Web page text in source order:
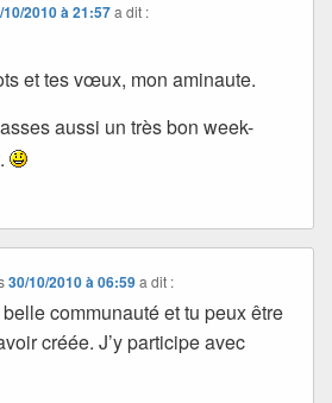
10/2010 à 21:57a dit :
et tes vœux, mon aminaute.
aussi un très bon week-
30/10/2010 à 06:59 a dit :
belle communauté et tu peux être
créée. J’y participe avec